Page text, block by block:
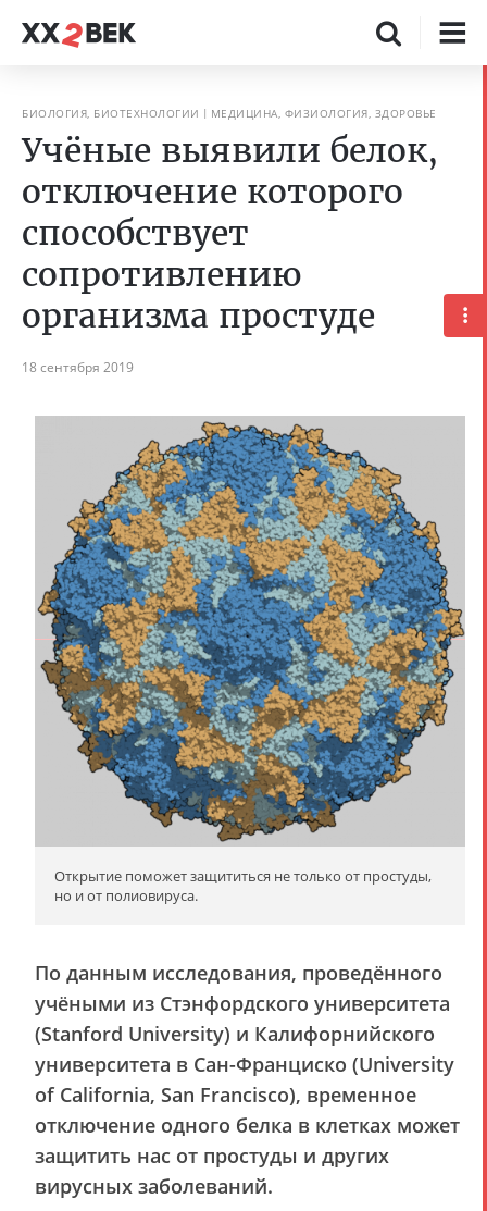
БИОЛОГИЯ, БИОТЕХНОЛОГИИ МЕДИЦИНА, ФИЗИОЛОГИЯ, ЗДОРОВЬЕ
Учёные выявили белок,
отключение которого
способствует
сопротивлению
организма простуде
18 сентября 2019
Открытие поможет защититься не только от простуды,
но и от полиовируса.
По данным исследования, проведённого
учёными из Стэнфордского университета
(Stanford University) и Калифорнийского
университета в Сан-Франциско (University
of California, San Francisco), временное
отключение одного белка в клетках может
защитить нас от простуды и других
вирусных заболеваний.